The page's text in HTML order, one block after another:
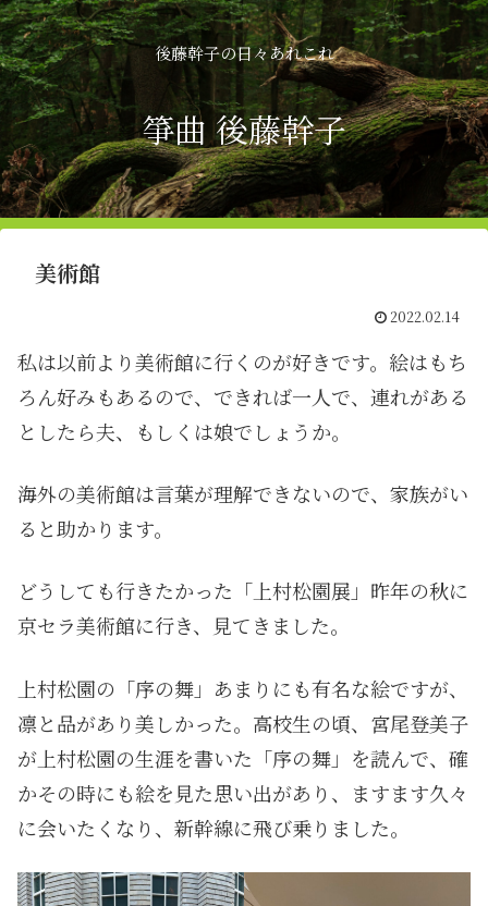
後藤幹子の日々あれこれ
箏曲 後藤幹子
美術館
2022.02.14
私は以前より美術館に行くのが好きです。絵はもち
ろん好みもあるので、できれば一人で、連れがある
としたら夫、もしくは娘でしょうか。
海外の美術館は言葉が理解できないので、家族がい
ると助かります。
どうしても行きたかった「上村松園展」昨年の秋に
京セラ美術館に行き、見てきました。
上村松園の「序の舞」あまりにも有名な絵ですが、
凛と品があり美しかった。高校生の頃、宮尾登美子
が上村松園の生涯を書いた「序の舞」を読んで、確
かその時にも絵を見た思い出があり、ますます久々
に会いたくなり、新幹線に飛び乗りました。